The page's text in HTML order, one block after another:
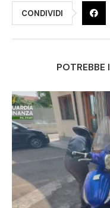
CONDIVIDI
POTREBBE